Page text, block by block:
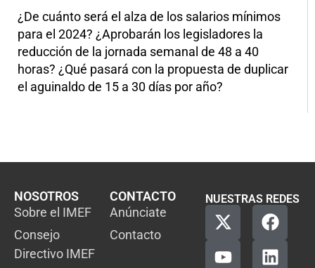
¿De cuánto será el alza de los salarios mínimos
para el 2024? ¿Aprobarán los legisladores la
reducción de la jornada semanal de 48 a 40
horas? ¿Qué pasará con la propuesta de duplicar
el aguinaldo de 15 a 30 días por año?
NOSOTROS
Sobre el IMEF
Consejo
Directivo IMEF
CONTACTO
Anúnciate
Contacto
NUESTRAS REDES